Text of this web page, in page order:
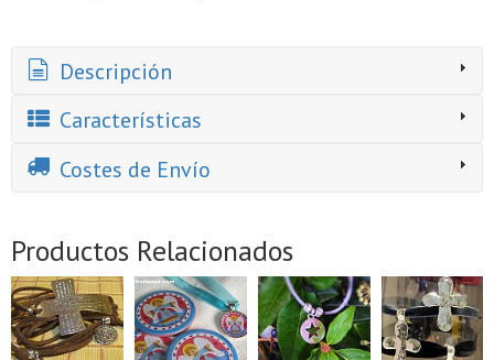
Descripción
Características
Costes de Envío
Productos Relacionados